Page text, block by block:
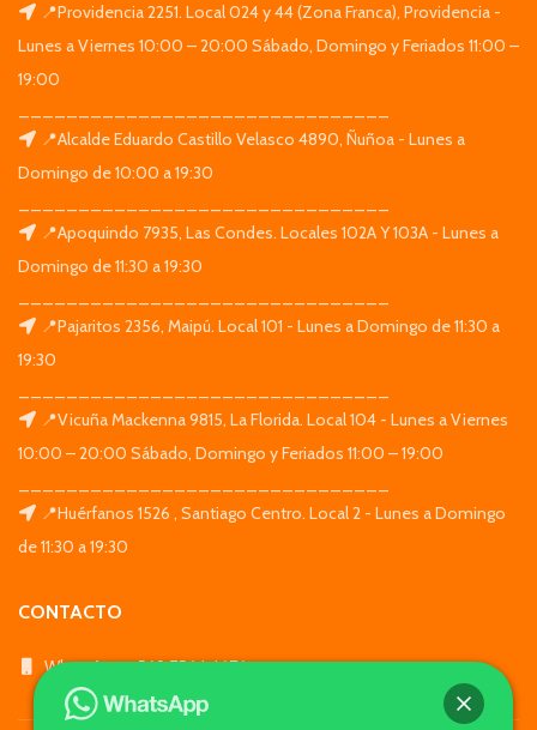
📍Providencia 2251. Local 024 y 44 (Zona Franca), Providencia -
Lunes a Viernes 10:00 – 20:00 Sábado, Domingo y Feriados 11:00 –
19:00
📍Alcalde Eduardo Castillo Velasco 4890, Ñuñoa - Lunes a
Domingo de 10:00 a 19:30
📍Apoquindo 7935, Las Condes. Locales 102A Y 103A - Lunes a
Domingo de 11:30 a 19:30
📍Pajaritos 2356, Maipú. Local 101 - Lunes a Domingo de 11:30 a
19:30
📍Vicuña Mackenna 9815, La Florida. Local 104 - Lunes a Viernes
10:00 – 20:00 Sábado, Domingo y Feriados 11:00 – 19:00
📍Huérfanos 1526 , Santiago Centro. Local 2 - Lunes a Domingo
de 11:30 a 19:30
CONTACTO
WhatsApp: +569 7564 4676